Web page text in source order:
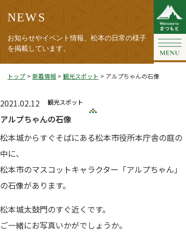
NEWS
お知らせやイベント情報、松本の日常の様子
を掲載しています。
トップ > 新着情報 > 観光スポット > アルプちゃんの石像
2021.02.12 観光スポット
アルプちゃんの石像
松本城からすぐそばにある松本市役所本庁舎の庭の
中に、
松本市のマスコットキャラクター「アルプちゃん」
の石像があります。
松本城太鼓門のすぐ近くです。
ご一緒にお写真いかがでしょうか。